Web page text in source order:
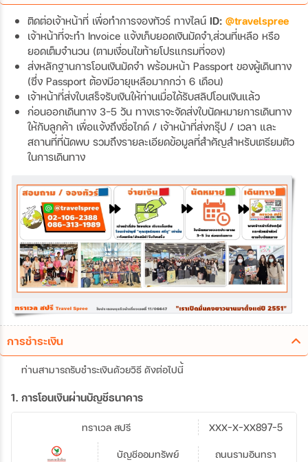
ติดต่อเจ้าหน้าที่ เพื่อทำการจองทัวร์ ทางไลน์ ID: @travelspree
เจ้าหน้าที่จะทำ Invoice แจ้งเก็บยอดเงินมัดจำ,ส่วนที่เหลือ หรือ
ยอดเต็มจำนวน (ตามเงื่อนไขท้ายโปรแกรมที่จอง)
ส่งหลักฐานการโอนเงินมัดจำ พร้อมหน้า Passport ของผู้เดินทาง
(ซึ่ง Passport ต้องมีอายุเหลือมากกว่า 6 เดือน)
เจ้าหน้าที่ส่งใบเสร็จรับเงินให้ท่านเมื่อได้รับสลิปโอนเงินแล้ว
ก่อนออกเดินทาง 3-5 วัน ทางเราจะจัดส่งใบนัดหมายการเดินทาง
ให้กับลูกค้า เพื่อแจ้งถึงชื่อไกด์ / เจ้าหน้าที่ส่งกรุ๊ป / เวลา และ
สถานที่ที่นัดพบ รวมถึงรายละเอียดข้อมูลที่สำคัญสำหรับเตรียมตัว
ในการเดินทาง
การชำระเงิน
ท่านสามารถรับชำระเงินด้วยวิธี ดังต่อไปนี้
1. การโอนเงินผ่านบัญชีธนาคาร
บัญชีออมทรัพย์
ทราเวล สปรี
ถนนรามอินทรา
XXX-X-XX897-5